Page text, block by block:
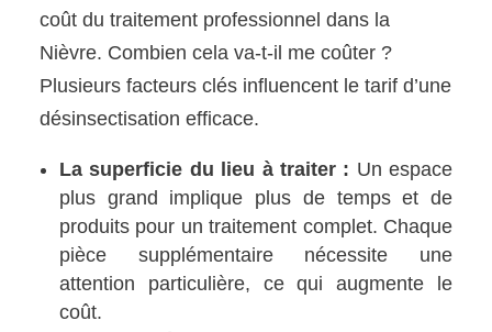
coût du traitement professionnel dans la
Nièvre. Combien cela va-t-il me coûter ?
Plusieurs facteurs clés influencent le tarif d’une
désinsectisation efficace.
La superficie du lieu à traiter : Un espace
plus grand implique plus de temps et de
produits pour un traitement complet. Chaque
pièce supplémentaire nécessite une
attention particulière, ce qui augmente le
coût.